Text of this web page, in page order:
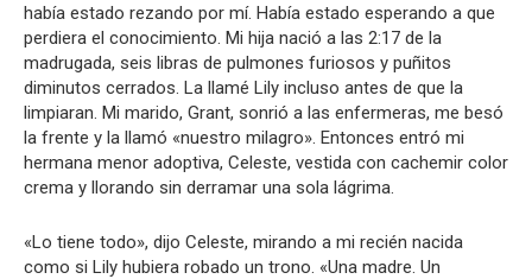
había estado rezando por mí. Había estado esperando a que
perdiera el conocimiento. Mi hija nació a las 2:17 de la
madrugada, seis libras de pulmones furiosos y puñitos
diminutos cerrados. La llamé Lily incluso antes de que la
limpiaran. Mi marido, Grant, sonrió a las enfermeras, me besó
la frente y la llamó «nuestro milagro». Entonces entró mi
hermana menor adoptiva, Celeste, vestida con cachemir color
crema y llorando sin derramar una sola lágrima.
«Lo tiene todo», dijo Celeste, mirando a mi recién nacida
como si Lily hubiera robado un trono. «Una madre. Un